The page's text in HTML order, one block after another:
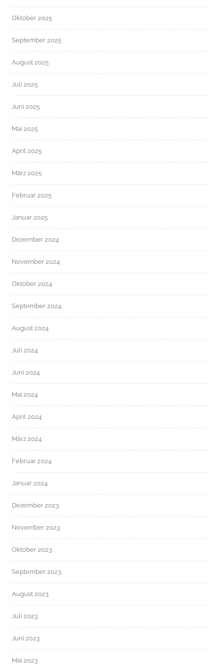
Oktober 2025
September 2025
August 2025
Juli 2025
Juni 2025
Mai 2025
April 2025
März 2025
Februar 2025
Januar 2025
Dezember 2024
November 2024
Oktober 2024
September 2024
August 2024
Juli 2024
Juni 2024
Mai 2024
April 2024
März 2024
Februar 2024
Januar 2024
Dezember 2023
November 2023
Oktober 2023
September 2023
August 2023
Juli 2023
Juni 2023
Mai 2023